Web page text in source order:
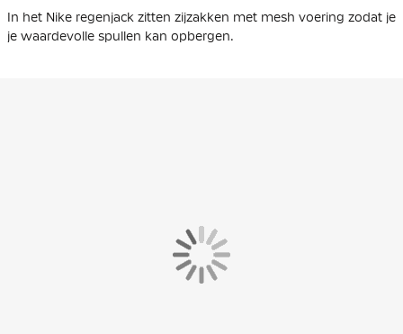
In het Nike regenjack zitten zijzakken met mesh voering zodat je
je waardevolle spullen kan opbergen.